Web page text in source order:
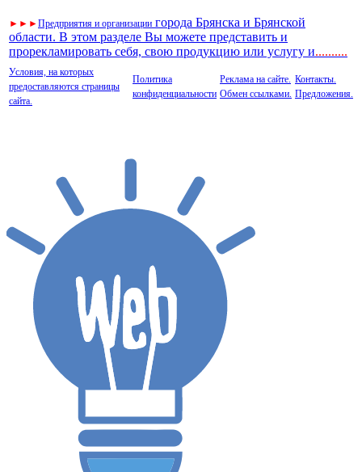
► ► ►Предприятия и организации города Брянска и Брянской
области. В этом разделе Вы можете представить и
прорекламировать себя, свою продукцию или услугу и..........
Условия, на которых
предоставляются страницы
сайта.
Политика
конфиденциальности
Реклама на сайте.
Обмен ссылками.
Контакты.
Предложения.